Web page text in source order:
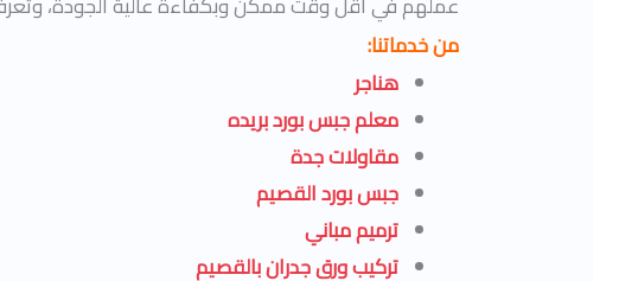
من خدماتنا:
هناجر
معلم جبس بورد بريده
مقاولات جدة
جبس بورد القصيم
ترميم مباني
تركيب ورق جدران بالقصيم